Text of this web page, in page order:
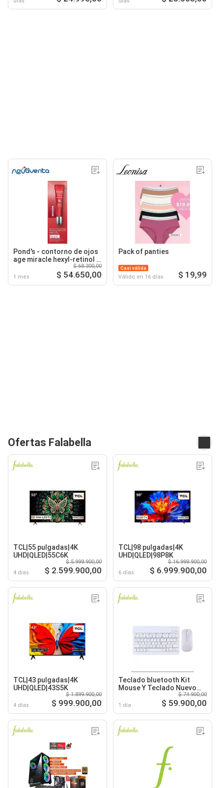
Pond's - contorno de ojos
age miracle hexyl-retinol x
15ml código: 41676
1 mes
$ 68.300,00
$ 54.650,00
Pack of panties
Casi válida
Válido en 16 días $ 19,99
Ofertas Falabella
TCL|55 pulgadas|4K
UHD|QLED|55C6K
4 días
$ 5.999.900,00
$ 2.599.900,00
TCL|98 pulgadas|4K
UHD|QLED|98P8K
6 días
$ 16.999.900,00
$ 6.999.900,00
TCL|43 pulgadas|4K
UHD|QLED|43S5K
4 días
$ 1.899.900,00
$ 999.900,00
Teclado bluetooth Kit
Mouse Y Teclado Nuevo
1 día
$ 74.900,00
$ 59.900,00